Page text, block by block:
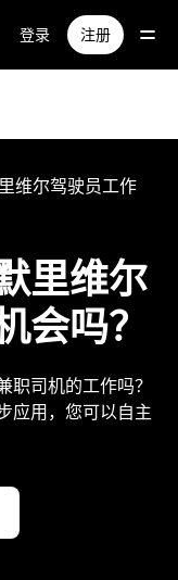
登录 注册
维尔驾驶员工作
里维尔
会吗？
职司机的工作吗？
应用，您可以自主